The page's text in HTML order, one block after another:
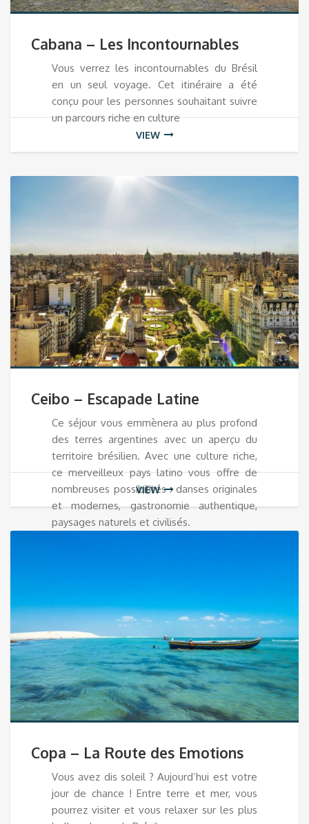
Cabana – Les Incontournables
Vous verrez les incontournables du Brésil
en un seul voyage. Cet itinéraire a été
conçu pour les personnes souhaitant suivre
un parcours riche en culture
VIEW
Ceibo – Escapade Latine
Ce séjour vous emmènera au plus profond
des terres argentines avec un aperçu du
territoire brésilien. Avec une culture riche,
ce merveilleux pays latino vous offre de
nombreuses possibilités : danses originales
et modernes, gastronomie authentique,
paysages naturels et civilisés.
VIEW
Copa – La Route des Emotions
Vous avez dis soleil ? Aujourd’hui est votre
jour de chance ! Entre terre et mer, vous
pourrez visiter et vous relaxer sur les plus